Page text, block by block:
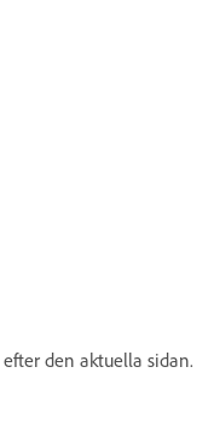
den aktuella sidan.